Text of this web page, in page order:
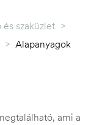
szaküzlet >
> Alapanyagok
ami a